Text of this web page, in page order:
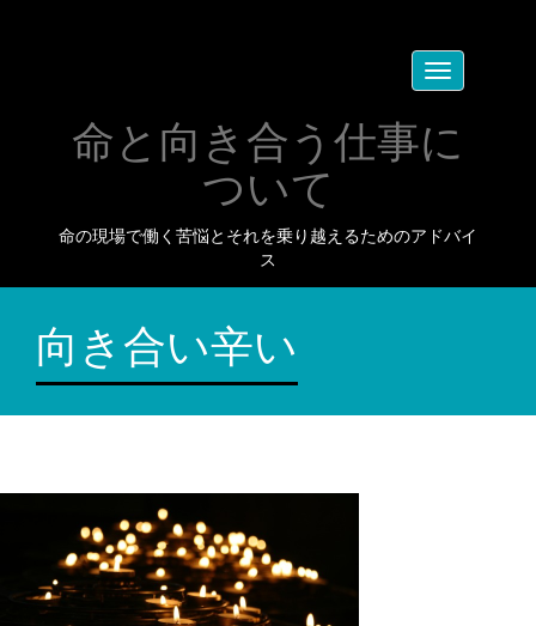
Toggle
navigation
命と向き合う仕事に
ついて
命の現場で働く苦悩とそれを乗り越えるためのアドバイ
ス
向き合い辛い